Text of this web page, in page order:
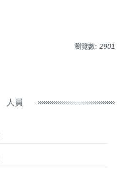
瀏覽數: 2901
人員